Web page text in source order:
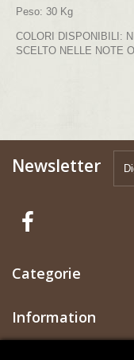
Peso: 30 Kg
COLORI DISPONIBILI:
SCELTO NELLE NOTE
Newsletter
Categorie
Information